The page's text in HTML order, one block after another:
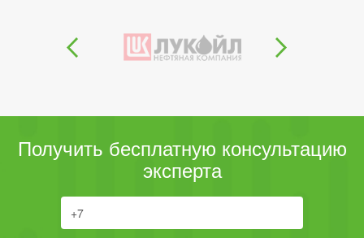
Получить бесплатную консультацию
эксперта